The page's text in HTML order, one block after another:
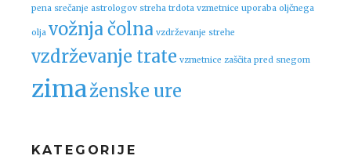
pena srečanje astrologov streha trdota vzmetnice uporaba oljčnega
olja vožnja čolna vzdrževanje strehe
vzdrževanje trate vzmetnice zaščita pred snegom
zimaženske ure
KATEGORIJE